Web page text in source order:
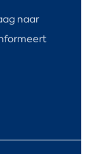
naar